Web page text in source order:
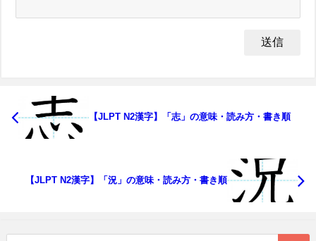
【JLPT N2漢字】「志」の意味・読み方・書き順
【JLPT N2漢字】「況」の意味・読み方・書き順